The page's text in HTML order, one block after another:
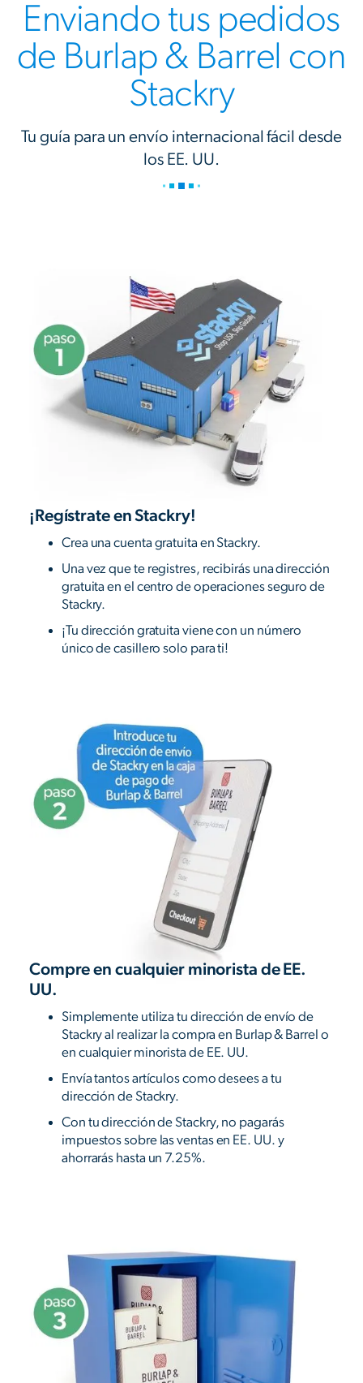
Enviando tus pedidos
de Burlap & Barrel con
Stackry
Tu guía para un envío internacional fácil desde
los EE. UU.
¡Regístrate en Stackry!
Crea una cuenta gratuita en Stackry.
Una vez que te registres, recibirás una dirección
gratuita en el centro de operaciones seguro de
Stackry.
¡Tu dirección gratuita viene con un número
único de casillero solo para ti!
Compre en cualquier minorista de EE.
UU.
Simplemente utiliza tu dirección de envío de
Stackry al realizar la compra en Burlap & Barrel o
en cualquier minorista de EE. UU.
Envía tantos artículos como desees a tu
dirección de Stackry.
Con tu dirección de Stackry, no pagarás
impuestos sobre las ventas en EE. UU. y
ahorrarás hasta un 7.25%.